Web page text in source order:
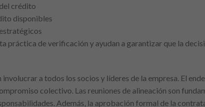
crédito
disponibles
práctica de verificación y ayudan a garantizar que la
a todos los socios y líderes de la empresa. El
colectivo. Las reuniones de alineación son
Además, la aprobación formal de la